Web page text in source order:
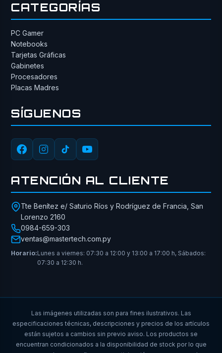
CATEGORÍAS
PC Gamer
Notebooks
Tarjetas Gráficas
Gabinetes
Procesadores
Placas Madres
SÍGUENOS
ATENCIÓN AL CLIENTE
Tte Benítez e/ Saturio Ríos y Rodríguez de Francia, San
Lorenzo 2160
0984-659-303
ventas@mastertech.com.py
Horario:Lunes a viernes: 07:30 a 12:00 y 13:00 a 17:00 h, Sábados:
07:30 a 12:30 h.
Las imágenes utilizadas son para fines ilustrativos. Las
especificaciones técnicas, descripciones y precios de los artículos
están sujetos a cambios sin previo aviso. Los productos se
encuentran condicionados a la disponibilidad de stock por lo que